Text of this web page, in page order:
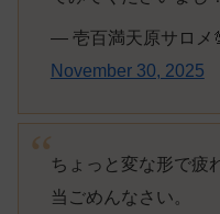
— 壱百満天原サロメ
November 30, 2025
ちょっと変な形で疲
当ごめんなさい。